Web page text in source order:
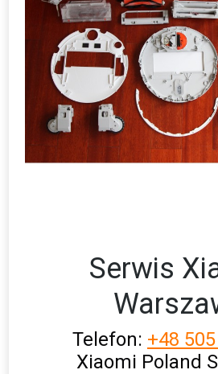
Serwis
Telefon: +48
Xiaomi Poland